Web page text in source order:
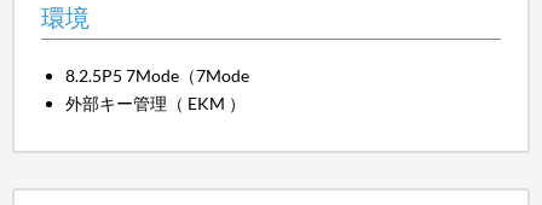
環境
8.2.5P5 7Mode（7Mode
外部キー管理（ EKM ）